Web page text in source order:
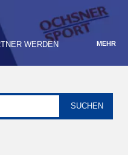
WERDEN MEHR